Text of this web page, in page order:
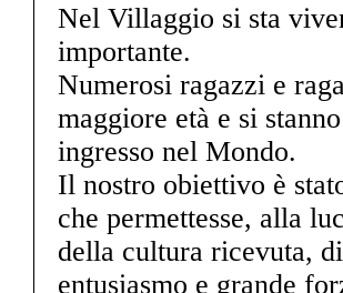
Nel Villaggio si sta
importante.
Numerosi ragazzi e
maggiore età e si
ingresso nel Mondo.
Il nostro obiettivo è
che permettesse, alla
della cultura ricevuta,
entusiasmo e grande